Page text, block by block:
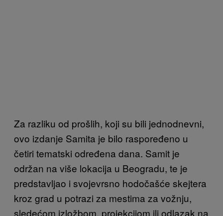
Za razliku od prošlih, koji su bili jednodnevni,
ovo izdanje Samita je bilo raspoređeno u
četiri tematski određena dana. Samit je
održan na više lokacija u Beogradu, te je
predstavljao i svojevrsno hodočašće skejtera
kroz grad u potrazi za mestima za vožnju,
sledećom izložbom, projekcijom ili odlazak na